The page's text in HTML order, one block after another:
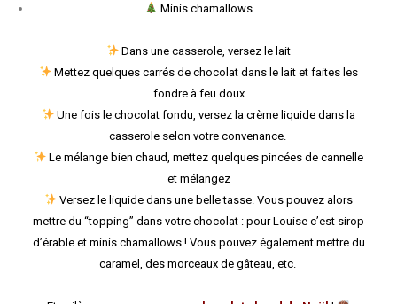
Minis chamallows
Dans une casserole, versez le lait
Mettez quelques carrés de chocolat dans le lait et faites les
fondre à feu doux
Une fois le chocolat fondu, versez la crème liquide dans la
casserole selon votre convenance.
Le mélange bien chaud, mettez quelques pincées de cannelle
et mélangez
Versez le liquide dans une belle tasse. Vous pouvez alors
mettre du “topping” dans votre chocolat : pour Louise c’est sirop
d’érable et minis chamallows ! Vous pouvez également mettre du
caramel, des morceaux de gâteau, etc.